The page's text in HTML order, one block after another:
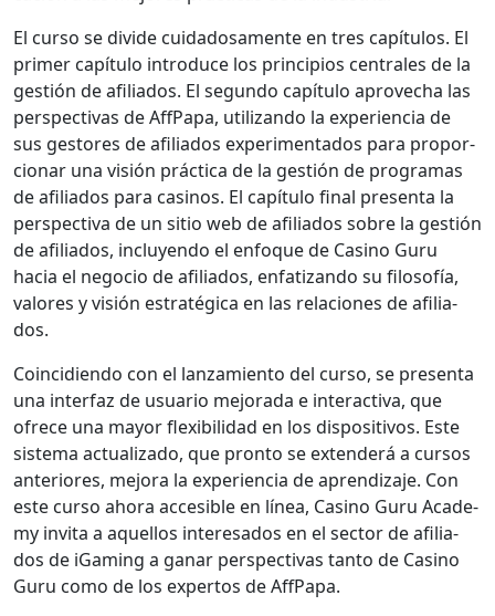
El cur­so se divide cuida­dosa­mente en tres capí­tu­los. El
primer capí­tu­lo intro­duce los prin­ci­p­ios cen­trales de la
gestión de afil­i­a­dos. El segun­do capí­tu­lo aprovecha las
per­spec­ti­vas de Aff­Pa­pa, uti­lizan­do la expe­ri­en­cia de
sus gestores de afil­i­a­dos exper­i­men­ta­dos para pro­por­
cionar una visión prác­ti­ca de la gestión de pro­gra­mas
de afil­i­a­dos para casi­nos. El capí­tu­lo final pre­sen­ta la
per­spec­ti­va de un sitio web de afil­i­a­dos sobre la gestión
de afil­i­a­dos, incluyen­do el enfoque de Casi­no Guru
hacia el nego­cio de afil­i­a­dos, enfa­ti­zan­do su filosofía,
val­ores y visión estratég­i­ca en las rela­ciones de afil­i­a­
dos.
Coin­ci­di­en­do con el lan­za­mien­to del cur­so, se pre­sen­ta
una inter­faz de usuario mejo­ra­da e inter­ac­ti­va, que
ofrece una may­or flex­i­bil­i­dad en los dis­pos­i­tivos. Este
sis­tema actu­al­iza­do, que pron­to se exten­derá a cur­sos
ante­ri­ores, mejo­ra la expe­ri­en­cia de apren­diza­je. Con
este cur­so aho­ra acce­si­ble en línea, Casi­no Guru Acad­e­
my invi­ta a aque­l­los intere­sa­dos en el sec­tor de afil­i­a­
dos de iGam­ing a ganar per­spec­ti­vas tan­to de Casi­no
Guru como de los exper­tos de Aff­Pa­pa.